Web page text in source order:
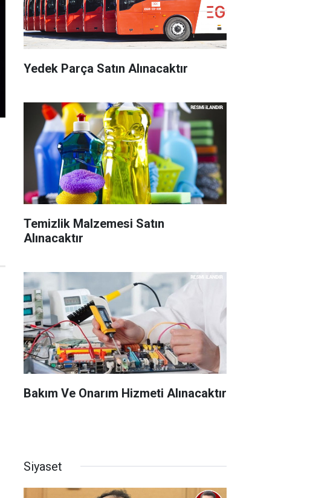
Yedek Parça Satın Alınacaktır
Temizlik Malzemesi Satın
Alınacaktır
Bakım Ve Onarım Hizmeti Alınacaktır
Siyaset